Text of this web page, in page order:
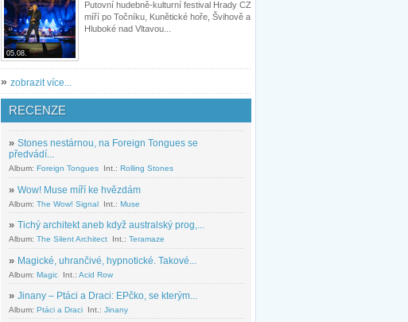
05.08.
Putovní hudebně-kulturní festival Hrady CZ
míří po Točníku, Kunětické hoře, Švihově a
Hluboké nad Vltavou...
» zobrazit více...
RECENZE
» Stones nestárnou, na Foreign Tongues se
předvádí...
Album: Foreign Tongues Int.: Rolling Stones
» Wow! Muse míří ke hvězdám
Album: The Wow! Signal Int.: Muse
» Tichý architekt aneb když australský prog,...
Album: The Silent Architect Int.: Teramaze
» Magické, uhrančivé, hypnotické. Takové...
Album: Magic Int.: Acid Row
» Jinany – Ptáci a Draci: EPčko, se kterým...
Album: Ptáci a Draci Int.: Jinany